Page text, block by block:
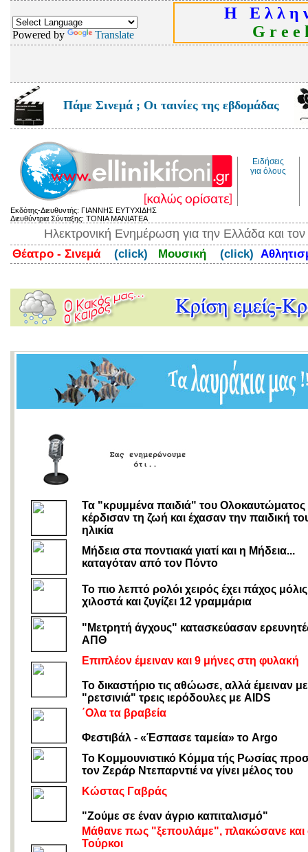
Powered by Translate
Η Ε λ λ η
G r e e
Πάμε Σινεμά ; Οι ταινίες της εβδομάδας
Ειδήσεις
για όλους
Εκδότης-Διευθυντής: ΓΙΑΝΝΗΣ ΕΥΤΥΧΙΔΗΣ
Διευθύντρια Σύνταξης: ΤΟΝΙΑ ΜΑΝΙΑΤΕΑ
Ηλεκτρονική Ενημέρωση για την Ελλάδα και
Θέατρο - Σινεμά (click) Μουσική (click)
Τα "κρυμμένα παιδιά" του Ολοκαυτώματος
κέρδισαν τη ζωή και έχασαν την παιδική
ηλικία
Μήδεια στα ποντιακά γιατί και η Μήδεια...
καταγόταν από τον Πόντο
Το πιο λεπτό ρολόι χειρός έχει πάχος
χιλοστά και ζυγίζει 12 γραμμάρια
"Μετρητή άγχους" κατασκεύασαν
ΑΠΘ
Επιπλέον έμειναν και 9 μήνες στη φυλακή
Το δικαστήριο τις αθώωσε, αλλά έμειναν
"ρετσινιά" τρεις ιερόδουλες με AIDS
΄Ολα τα βραβεία
Φεστιβάλ - «Έσπασε ταμεία» το Argo
Το Κομμουνιστικό Κόμμα τής Ρωσίας
τον Ζεράρ Ντεπαρντιέ να γίνει μέλος του
Κώστας Γαβράς
"Ζούμε σε έναν άγριο καπιταλισμό"
Μάθανε πως "ξεπουλάμε", πλακώσανε και
Τούρκοι